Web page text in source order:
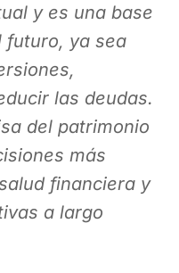
y es una base
futuro, ya sea
las deudas.
del patrimonio
más
financiera y
a largo